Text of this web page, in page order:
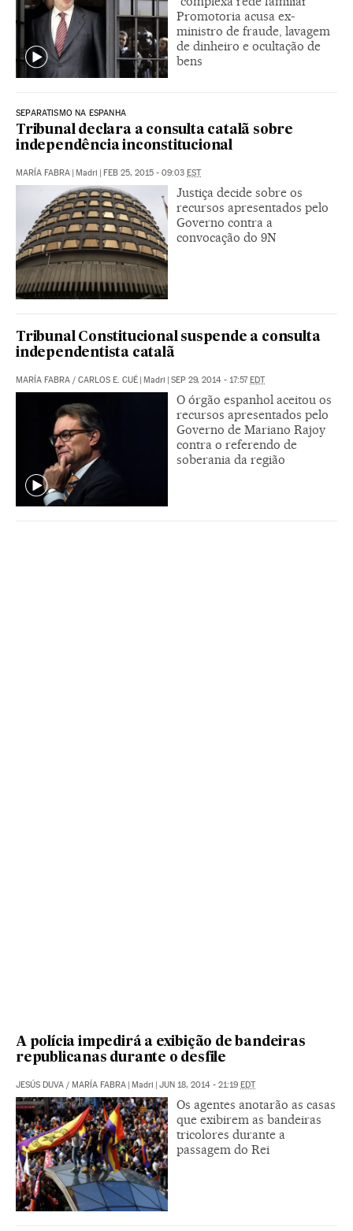
Promotoria acusa ex-
ministro de fraude, lavagem
de dinheiro e ocultação de
bens
SEPARATISMO NA ESPANHA
Tribunal declara a consulta catalã sobre
independência inconstitucional
MARÍA FABRA | Madri | FEB 25, 2015 - 09:03 EST
Justiça decide sobre os
recursos apresentados pelo
Governo contra a
convocação do 9N
Tribunal Constitucional suspende a consulta
independentista catalã
MARÍA FABRA / CARLOS E. CUÉ | Madri | SEP 29, 2014 - 17:57EDT
O órgão espanhol aceitou os
recursos apresentados pelo
Governo de Mariano Rajoy
contra o referendo de
soberania da região
A polícia impedirá a exibição de bandeiras
republicanas durante o desfile
JESÚS DUVA / MARÍA FABRA | Madri | JUN 18, 2014 - 21:19 EDT
Os agentes anotarão as casas
que exibirem as bandeiras
tricolores durante a
passagem do Rei